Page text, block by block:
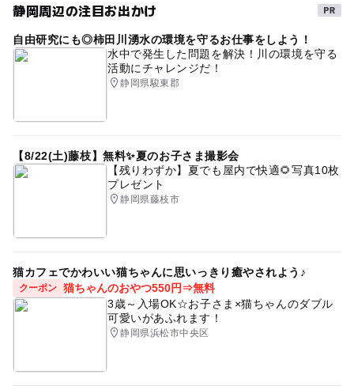
静岡周辺の注目お出かけ
自由研究にも◎柿田川湧水の環境を守るお仕事をしよう！
水中で発生した問題を解決！川の環境を守る
活動にチャレンジだ！
静岡県駿東郡
【8/22(土)藤枝】無料✨夏のお子さま撮影会
【残りわずか】夏でも屋内で快適🌻写真10枚
プレゼント
静岡県藤枝市
猫カフェでかわいい猫ちゃんに思いっきり癒やされよう♪
クーポン 猫ちゃんのおやつ550円⇒無料
3歳～入場OK☆お子さま×猫ちゃんのダブル
可愛いがあふれます！
静岡県浜松市中央区